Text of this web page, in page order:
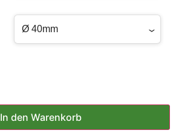
In den Warenkorb